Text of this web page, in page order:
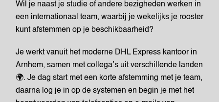
Wil je naast je studie of andere bezigheden werken in
een internationaal team, waarbij je wekelijks je rooster
kunt afstemmen op je beschikbaarheid?
Je werkt vanuit het moderne DHL Express kantoor in
Arnhem, samen met collega’s uit verschillende landen
🌍. Je dag start met een korte afstemming met je team,
daarna log je in op de systemen en begin je met het